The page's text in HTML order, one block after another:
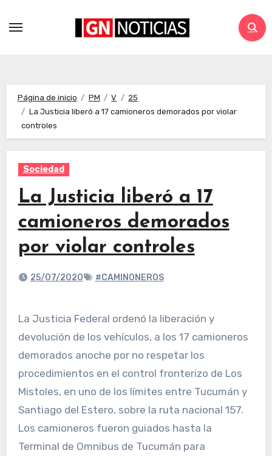
Página de inicio PM V
25
La Justicia liberó a 17 camioneros demorados por violar
controles
Sociedad
La Justicia liberó a 17
camioneros demorados
por violar controles
25/07/2020 #CAMINONEROS
La Justicia Federal ordenó la liberación y
devolución de los vehículos, a los 17 camioneros
demorados anoche por no respetar los
procedimientos en el control fronterizo de Los
Mistoles, en uno de los límites entre Tucumán y
Santiago del Estero, sobre la ruta nacional 157.
Los camioneros fueron guiados hasta la
Terminal de Omnibus de Tucumán para